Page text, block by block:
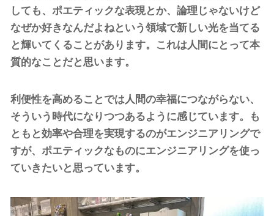
しても、ポエティックな表現とか、論理じゃないけど
なぜか好きなんだよねという領域で新しい光を当てる
と輝いてくることがあります。これは人間にとって本
質的なことだと思います。
利便性を高めることでは人間の幸福につながらない、
そういう時代になりつつあるように感じています。も
ともと効率や合理を実現するのがエンジニアリングで
すが、ポエティックなものにエンジニアリングを使っ
ていきたいと思っています。